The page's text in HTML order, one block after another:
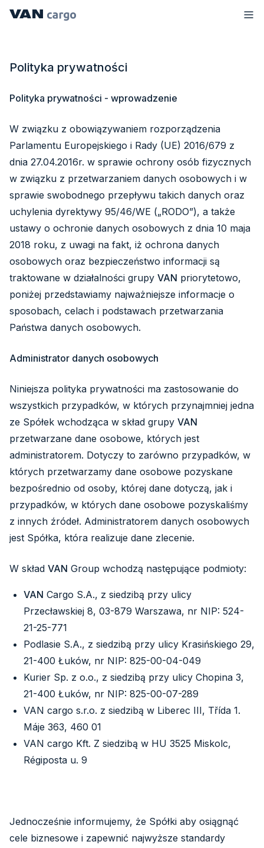
Polityka prywatności
Polityka prywatności - wprowadzenie
W związku z obowiązywaniem rozporządzenia
Parlamentu Europejskiego i Rady (UE) 2016/679 z
dnia 27.04.2016r. w sprawie ochrony osób fizycznych
w związku z przetwarzaniem danych osobowych i w
sprawie swobodnego przepływu takich danych oraz
uchylenia dyrektywy 95/46/WE („RODO”), a także
ustawy o ochronie danych osobowych z dnia 10 maja
2018 roku, z uwagi na fakt, iż ochrona danych
osobowych oraz bezpieczeństwo informacji są
traktowane w działalności grupy VAN priorytetowo,
poniżej przedstawiamy najważniejsze informacje o
sposobach, celach i podstawach przetwarzania
Państwa danych osobowych.
Administrator danych osobowych
Niniejsza polityka prywatności ma zastosowanie do
wszystkich przypadków, w których przynajmniej jedna
ze Spółek wchodząca w skład grupy VAN
przetwarzane dane osobowe, których jest
administratorem. Dotyczy to zarówno przypadków, w
których przetwarzamy dane osobowe pozyskane
bezpośrednio od osoby, której dane dotyczą, jak i
przypadków, w których dane osobowe pozyskaliśmy
z innych źródeł. Administratorem danych osobowych
jest Spółka, która realizuje dane zlecenie.
W skład VAN Group wchodzą następujące podmioty:
VAN Cargo S.A., z siedzibą przy ulicy
Przecławskiej 8, 03-879 Warszawa, nr NIP: 524-
21-25-771
Podlasie S.A., z siedzibą przy ulicy Krasińskiego 29,
21-400 Łuków, nr NIP: 825-00-04-049
Kurier Sp. z o.o., z siedzibą przy ulicy Chopina 3,
21-400 Łuków, nr NIP: 825-00-07-289
VAN cargo s.r.o. z siedzibą w Liberec III, Třída 1.
Máje 363, 460 01
VAN cargo Kft. Z siedzibą w HU 3525 Miskolc,
Régiposta u. 9
Jednocześnie informujemy, że Spółki aby osiągnąć
cele biznesowe i zapewnić najwyższe standardy